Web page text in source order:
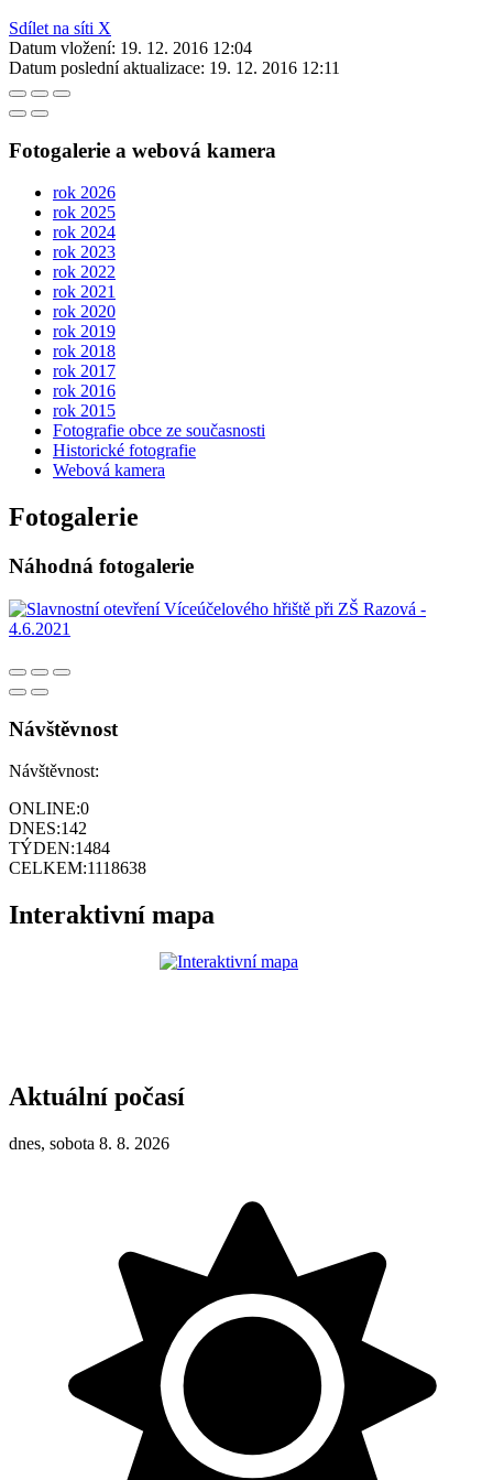
Sdílet na síti X
Datum vložení: 19. 12. 2016 12:04
Datum poslední aktualizace: 19. 12. 2016 12:11
Fotogalerie a webová kamera
rok 2026
rok 2025
rok 2024
rok 2023
rok 2022
rok 2021
rok 2020
rok 2019
rok 2018
rok 2017
rok 2016
rok 2015
Fotografie obce ze současnosti
Historické fotografie
Webová kamera
Fotogalerie
Náhodná fotogalerie
Návštěvnost
Návštěvnost:
ONLINE:0
DNES:142
TÝDEN:1484
CELKEM:1118638
Interaktivní mapa
Aktuální počasí
dnes, sobota 8. 8. 2026